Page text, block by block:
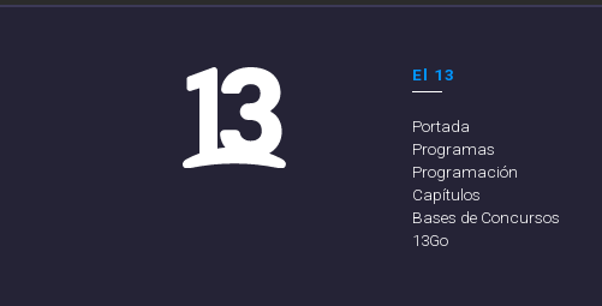
El 13
Portada
Programas
Programación
Capítulos
Bases de Concursos
13Go